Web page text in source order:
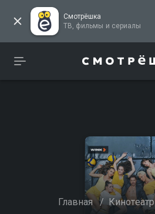
Смотрёшка
ТВ, фильмы и сериалы
Главная / Кинотеатр